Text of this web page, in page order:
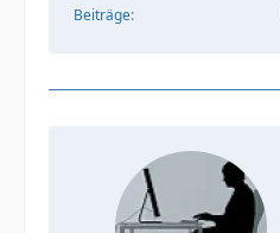
Beiträge